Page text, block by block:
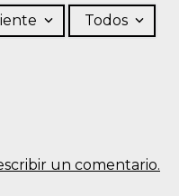
un comentario.
Todos